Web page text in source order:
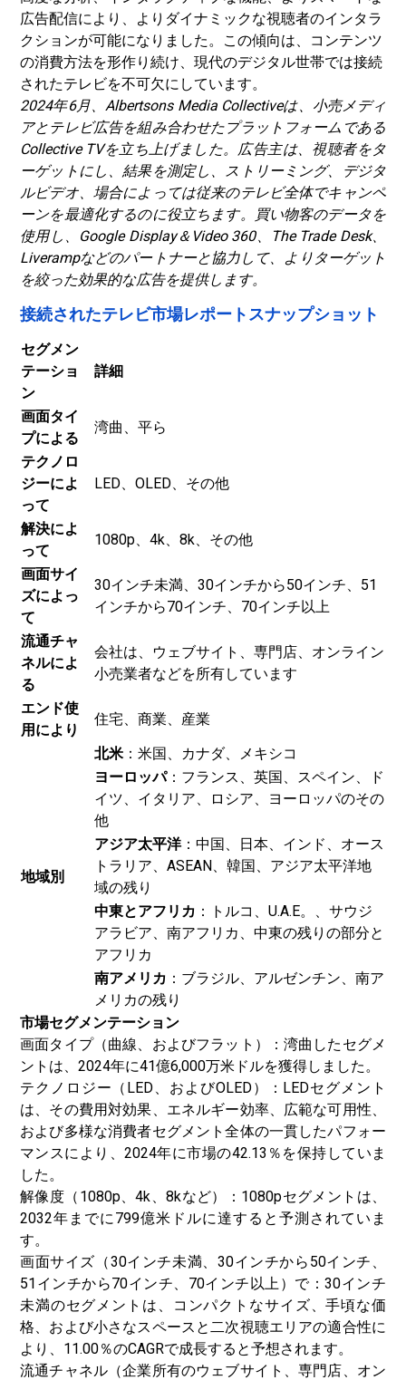
広告配信により、よりダイナミックな視聴者のインタラ
クションが可能になりました。この傾向は、コンテンツ
の消費方法を形作り続け、現代のデジタル世帯では接続
されたテレビを不可欠にしています。
2024年6月、Albertsons Media Collectiveは、小売メディ
アとテレビ広告を組み合わせたプラットフォームである
Collective TVを立ち上げました。広告主は、視聴者をタ
ーゲットにし、結果を測定し、ストリーミング、デジタ
ルビデオ、場合によっては従来のテレビ全体でキャンペ
ーンを最適化するのに役立ちます。買い物客のデータを
使用し、Google Display＆Video 360、The Trade Desk、
Liverampなどのパートナーと協力して、よりターゲット
を絞った効果的な広告を提供します。
接続されたテレビ市場レポートスナップショット
セグメン
テーショ
ン
詳細
画面タイ
プによる
湾曲、平ら
テクノロ
ジーによ
って
LED、OLED、その他
解決によ
って
1080p、4k、8k、その他
画面サイ
ズによっ
て
30インチ未満、30インチから50インチ、51
インチから70インチ、70インチ以上
流通チャ
ネルによ
る
会社は、ウェブサイト、専門店、オンライン
小売業者などを所有しています
エンド使
用により
住宅、商業、産業
地域別
北米 ：米国、カナダ、メキシコ
ヨーロッパ：フランス、英国、スペイン、ド
イツ、イタリア、ロシア、ヨーロッパのその
他
アジア太平洋：中国、日本、インド、オース
トラリア、ASEAN、韓国、アジア太平洋地
域の残り
中東とアフリカ ：トルコ、U.A.E。、サウジ
アラビア、南アフリカ、中東の残りの部分と
アフリカ
南アメリカ ：ブラジル、アルゼンチン、南ア
メリカの残り
市場セグメンテーション
画面タイプ（曲線、およびフラット）：湾曲したセグメ
ントは、2024年に41億6,000万米ドルを獲得しました。
テクノロジー（LED、およびOLED）：LEDセグメント
は、その費用対効果、エネルギー効率、広範な可用性、
および多様な消費者セグメント全体の一貫したパフォー
マンスにより、2024年に市場の42.13％を保持していま
した。
解像度（1080p、4k、8kなど）：1080pセグメントは、
2032年までに799億米ドルに達すると予測されていま
す。
画面サイズ（30インチ未満、30インチから50インチ、
51インチから70インチ、70インチ以上）で：30インチ
未満のセグメントは、コンパクトなサイズ、手頃な価
格、および小さなスペースと二次視聴エリアの適合性に
より、11.00％のCAGRで成長すると予想されます。
流通チャネル（企業所有のウェブサイト、専門店、オン